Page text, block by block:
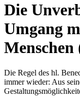
Die
Umgang
Menschen
Die Regel des hl.
immer wieder: Aus